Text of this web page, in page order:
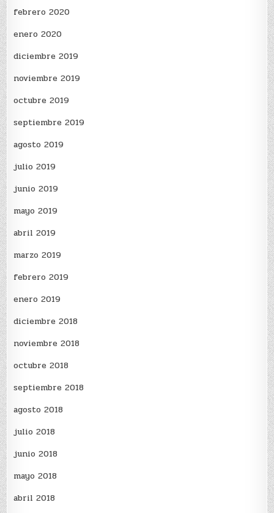
febrero 2020
enero 2020
diciembre 2019
noviembre 2019
octubre 2019
septiembre 2019
agosto 2019
julio 2019
junio 2019
mayo 2019
abril 2019
marzo 2019
febrero 2019
enero 2019
diciembre 2018
noviembre 2018
octubre 2018
septiembre 2018
agosto 2018
julio 2018
junio 2018
mayo 2018
abril 2018